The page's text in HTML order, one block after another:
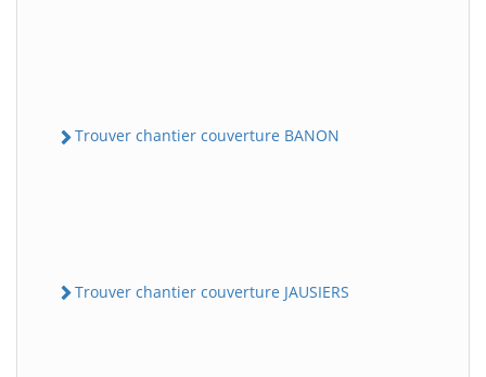
Trouver chantier couverture BANON
Trouver chantier couverture JAUSIERS